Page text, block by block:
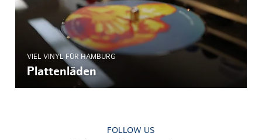
VIEL VINYL FÜR HAMBURG
Plattenläden
FOLLOW US